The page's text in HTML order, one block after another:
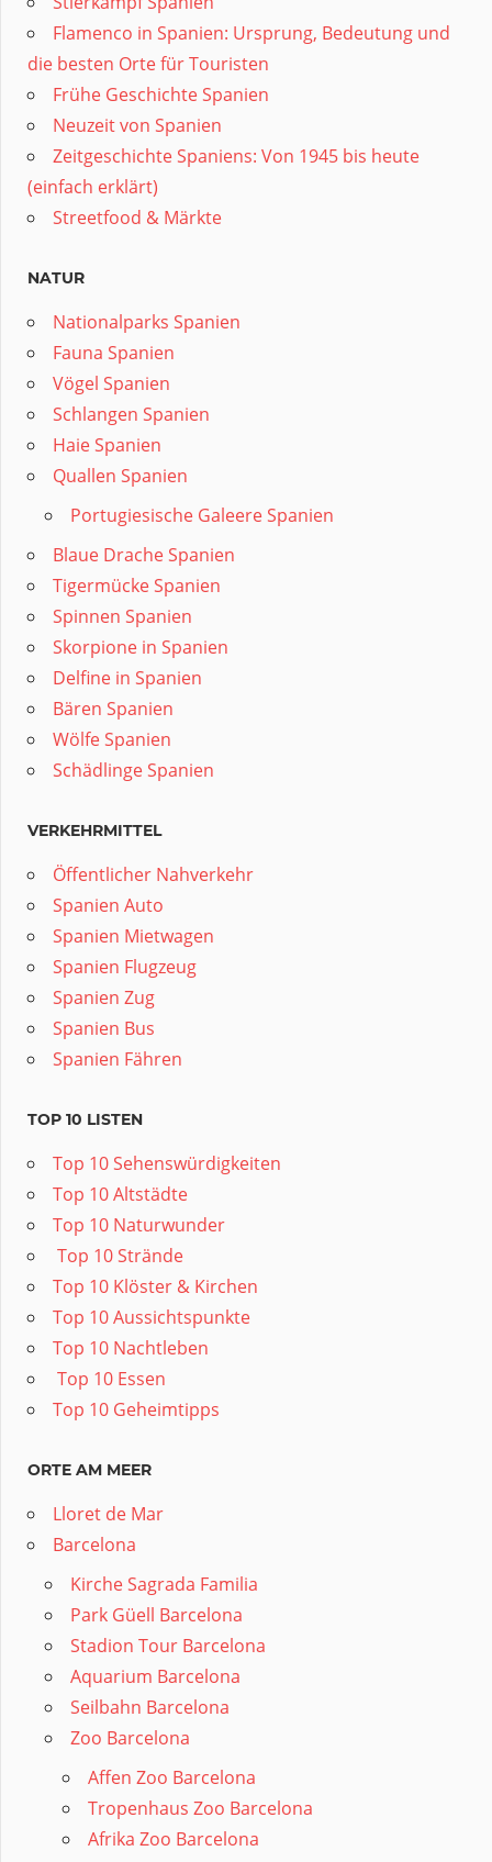
Flamenco in Spanien: Ursprung, Bedeutung und
die besten Orte für Touristen
Frühe Geschichte Spanien
Neuzeit von Spanien
Zeitgeschichte Spaniens: Von 1945 bis heute
(einfach erklärt)
Streetfood & Märkte
NATUR
Nationalparks Spanien
Fauna Spanien
Vögel Spanien
Schlangen Spanien
Haie Spanien
Quallen Spanien
Portugiesische Galeere Spanien
Blaue Drache Spanien
Tigermücke Spanien
Spinnen Spanien
Skorpione in Spanien
Delfine in Spanien
Bären Spanien
Wölfe Spanien
Schädlinge Spanien
VERKEHRMITTEL
Öffentlicher Nahverkehr
Spanien Auto
Spanien Mietwagen
Spanien Flugzeug
Spanien Zug
Spanien Bus
Spanien Fähren
TOP 10 LISTEN
Top 10 Sehenswürdigkeiten
Top 10 Altstädte
Top 10 Naturwunder
️ Top 10 Strände
Top 10 Klöster & Kirchen
Top 10 Aussichtspunkte
Top 10 Nachtleben
️ Top 10 Essen
Top 10 Geheimtipps
ORTE AM MEER
Lloret de Mar
Barcelona
Kirche Sagrada Familia
Park Güell Barcelona
Stadion Tour Barcelona
Aquarium Barcelona
Seilbahn Barcelona
Zoo Barcelona
Affen Zoo Barcelona
Tropenhaus Zoo Barcelona
Afrika Zoo Barcelona